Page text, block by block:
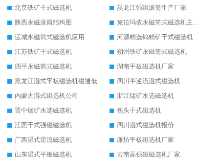
北京铁矿干式磁选机
黑龙江强磁滚筒生产厂家
陕西永磁滚筒结构图
克拉玛依永磁筒式磁选机主要技术参数
运城永磁筒式磁选机应用
河源精选钨精矿干式磁选机
江苏铁矿干式磁选机
朔州铁矿永磁筒式磁选机
四平永磁筒式磁选机
湖南平板磁选机厂家
黑龙江湿式平板磁选机磁通低
四川半逆流湿式磁选机
内蒙古湿式磁选机公司
浙江锰矿水选磁选机
晋中锰矿水选磁选机
包头干式磁选机
江西干式强磁磁选机
四川湿式磁选机报价
广西湿式逆流磁选机
潍坊平板磁选机厂家
山东湿式平板磁选机
云南高强磁磁选机厂家